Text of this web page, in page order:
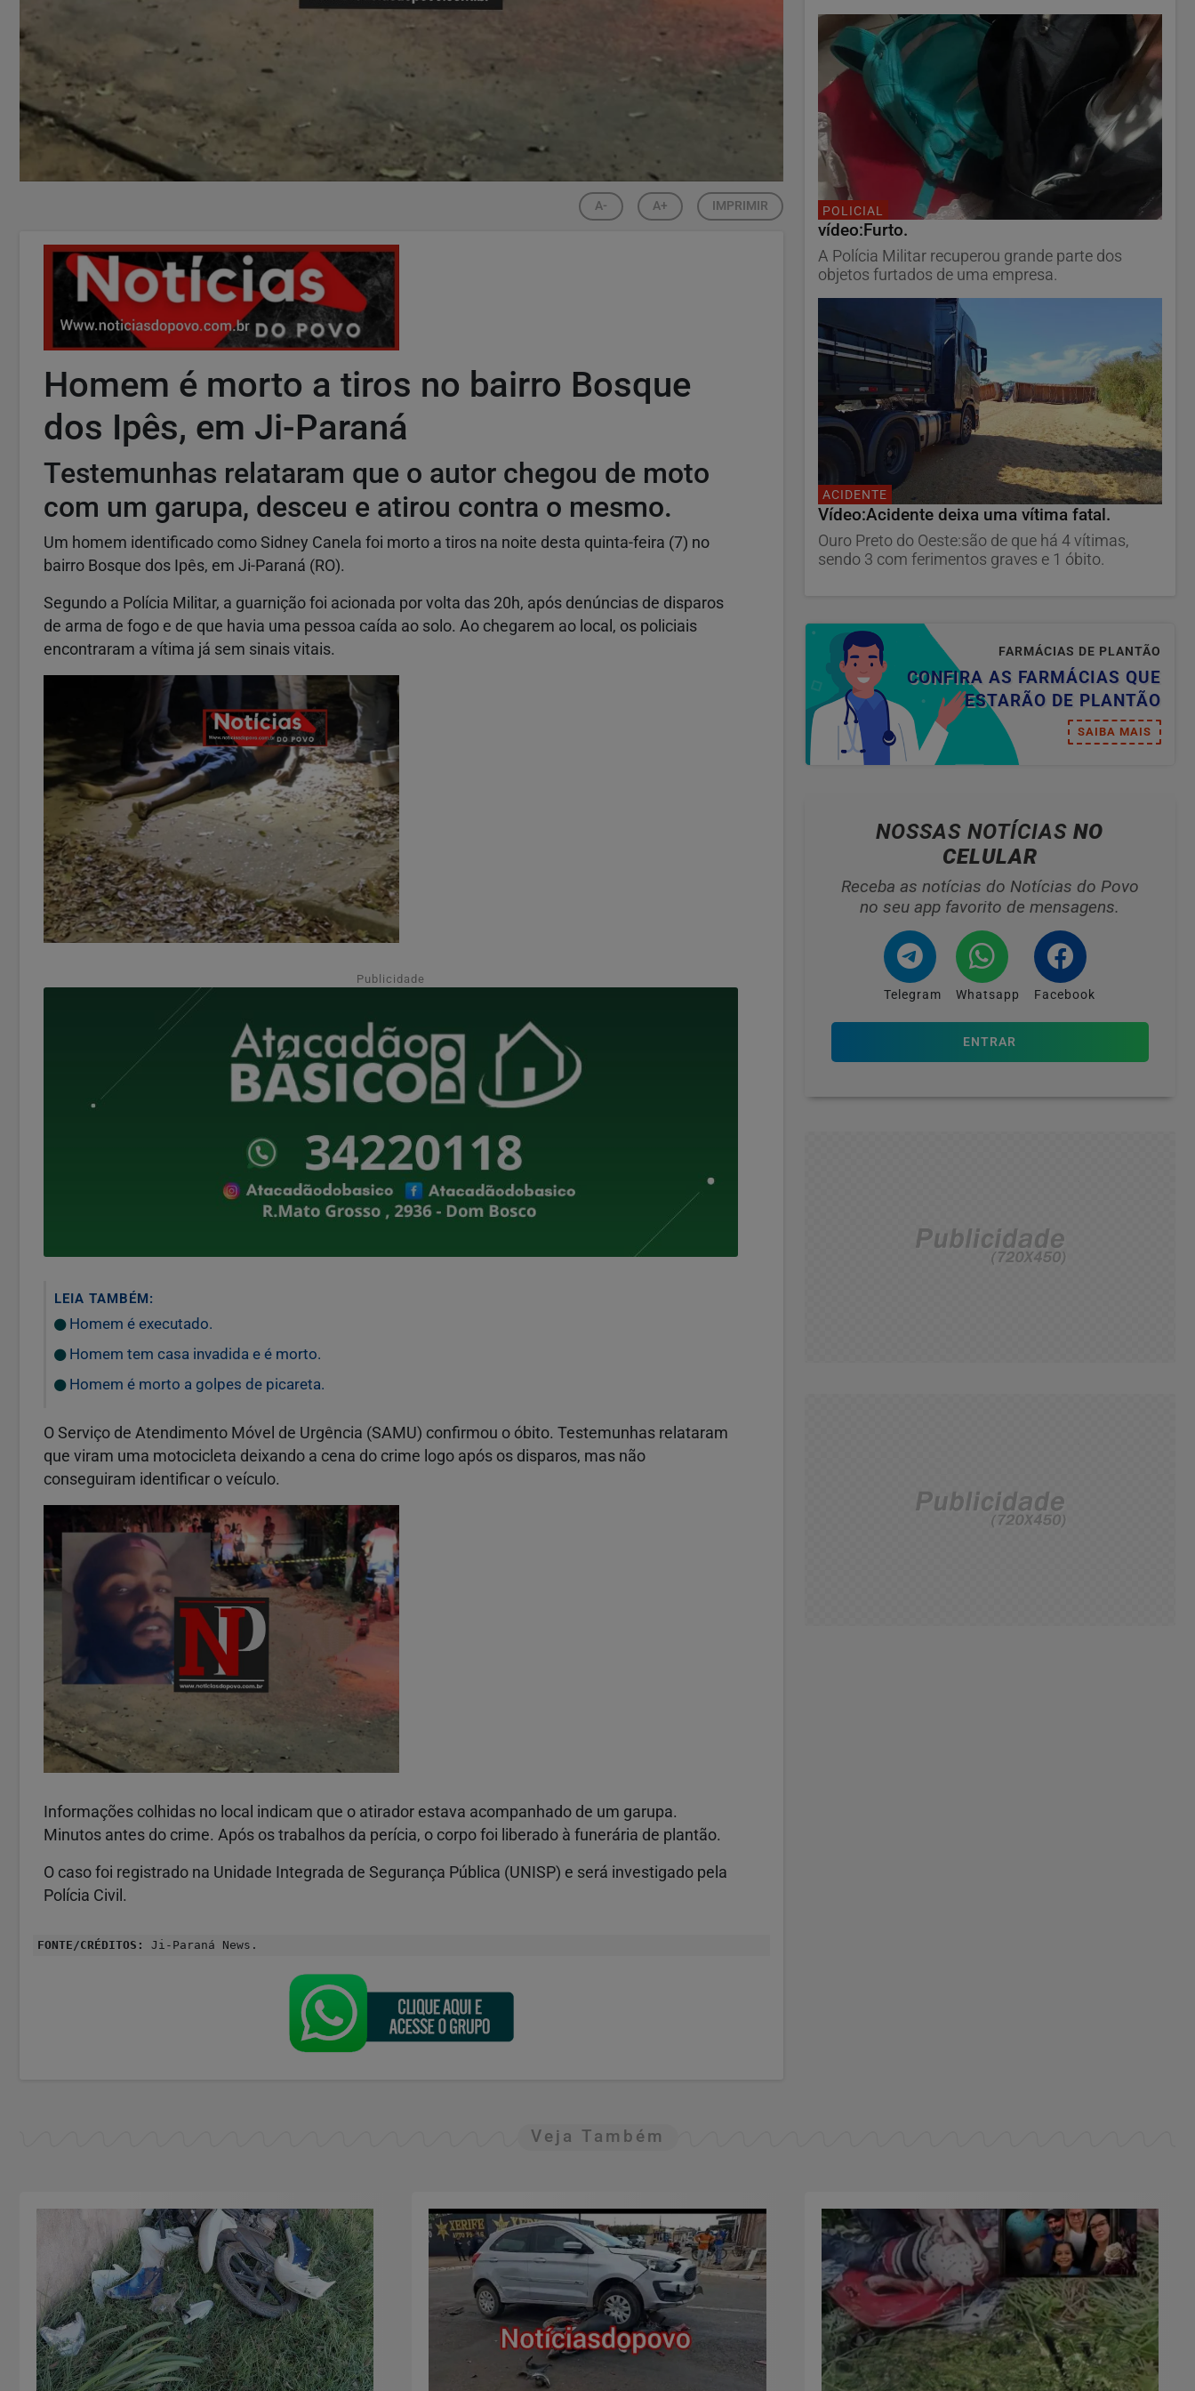
A- A+ IMPRIMIR
Homem é morto a tiros no bairro Bosque
dos Ipês, em Ji-Paraná
Testemunhas relataram que o autor chegou de moto
com um garupa, desceu e atirou contra o mesmo.
Um homem identificado como Sidney Canela foi morto a tiros na noite desta quinta-feira (7) no
bairro Bosque dos Ipês, em Ji-Paraná (RO).
Segundo a Polícia Militar, a guarnição foi acionada por volta das 20h, após denúncias de disparos
de arma de fogo e de que havia uma pessoa caída ao solo. Ao chegarem ao local, os policiais
encontraram a vítima já sem sinais vitais.
Publicidade
LEIA TAMBÉM:
Homem é executado.
Homem tem casa invadida e é morto.
Homem é morto a golpes de picareta.
O Serviço de Atendimento Móvel de Urgência (SAMU) confirmou o óbito. Testemunhas relataram
que viram uma motocicleta deixando a cena do crime logo após os disparos, mas não
conseguiram identificar o veículo.
Informações colhidas no local indicam que o atirador estava acompanhado de um garupa.
Minutos antes do crime. Após os trabalhos da perícia, o corpo foi liberado à funerária de plantão.
O caso foi registrado na Unidade Integrada de Segurança Pública (UNISP) e será investigado pela
Polícia Civil.
FONTE/CRÉDITOS: Ji-Paraná News.
POLICIAL
vídeo:Furto.
A Polícia Militar recuperou grande parte dos
objetos furtados de uma empresa.
ACIDENTE
Vídeo:Acidente deixa uma vítima fatal.
Ouro Preto do Oeste:são de que há 4 vítimas,
sendo 3 com ferimentos graves e 1 óbito.
FARMÁCIAS DE PLANTÃO
CONFIRA AS FARMÁCIAS QUE
ESTARÃO DE PLANTÃO
SAIBA MAIS
NOSSAS NOTÍCIASNO
CELULAR
Receba as notícias do Notícias do Povo
no seu app favorito de mensagens.
Telegram Whatsapp Facebook
ENTRAR
Veja Também